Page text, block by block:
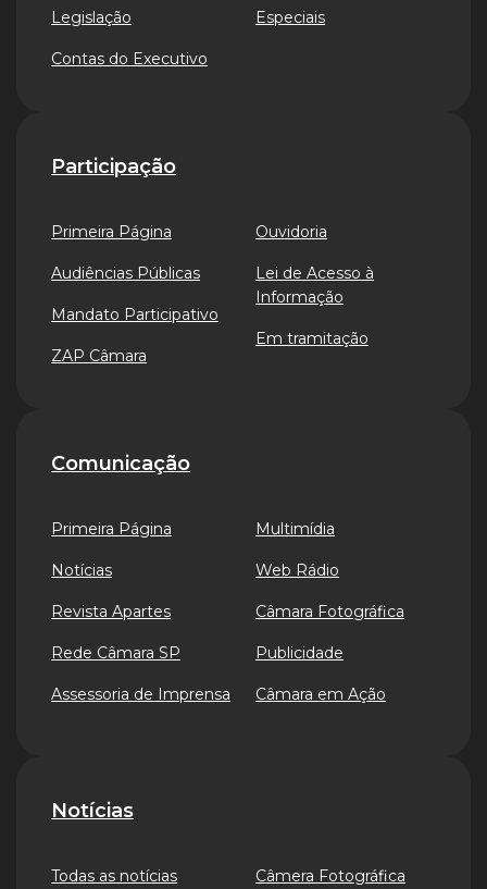
Legislação
Contas do Executivo
Especiais
Participação
Primeira Página
Audiências Públicas
Mandato Participativo
ZAP Câmara
Ouvidoria
Lei de Acesso à
Informação
Em tramitação
Comunicação
Primeira Página
Notícias
Revista Apartes
Rede Câmara SP
Assessoria de Imprensa
Multimídia
Web Rádio
Câmara Fotográfica
Publicidade
Câmara em Ação
Notícias
Todas as notícias Câmera Fotográfica